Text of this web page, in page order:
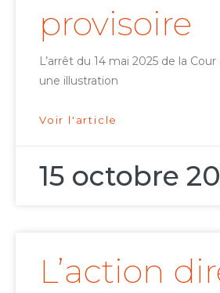
provisoire
L’arrêt du 14 mai 2025 de la
une illustration
Voir l'article
15 octobre
L’action